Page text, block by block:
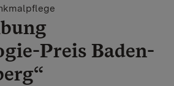
Preis Baden-